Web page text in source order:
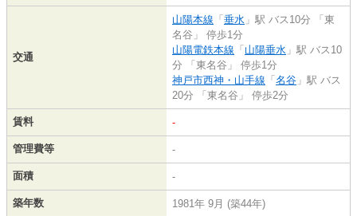
交通
山陽本線 「 垂水 」駅 バス10分 「東
名谷」 停歩1分
山陽電鉄本線 「 山陽垂水 」駅 バス10
分 「東名谷」 停歩1分
神戸市西神・山手線 「 名谷 」駅 バス
20分 「東名谷」 停歩2分
賃料 -
管理費等 -
面積 -
築年数 1981年 9月 (築44年)